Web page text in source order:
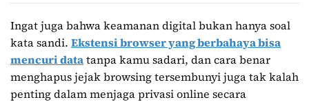
Ingat juga bahwa keamanan digital bukan hanya soal
kata sandi. Ekstensi browser yang berbahaya bisa
mencuri datatanpa kamu sadari, dan cara benar
menghapus jejak browsing tersembunyi juga tak kalah
penting dalam menjaga privasi online secara